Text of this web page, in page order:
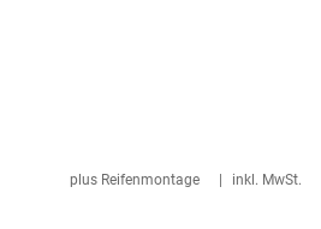
plus Reifenmontage inkl. MwSt.